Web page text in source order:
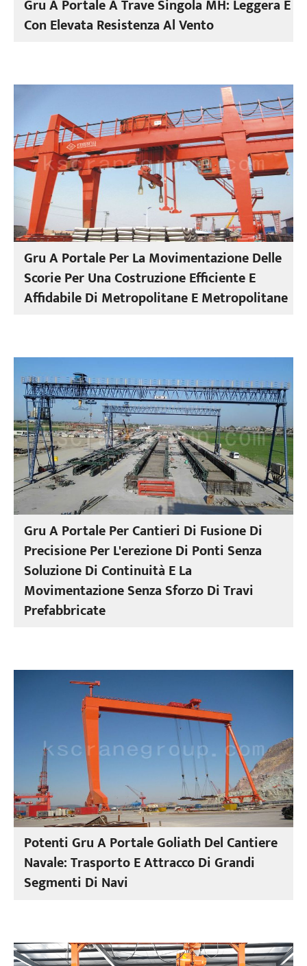
Gru A Portale A Trave Singola MH: Leggera E
Con Elevata Resistenza Al Vento
Gru A Portale Per La Movimentazione Delle
Scorie Per Una Costruzione Efficiente E
Affidabile Di Metropolitane E Metropolitane
Gru A Portale Per Cantieri Di Fusione Di
Precisione Per L'erezione Di Ponti Senza
Soluzione Di Continuità E La
Movimentazione Senza Sforzo Di Travi
Prefabbricate
Potenti Gru A Portale Goliath Del Cantiere
Navale: Trasporto E Attracco Di Grandi
Segmenti Di Navi